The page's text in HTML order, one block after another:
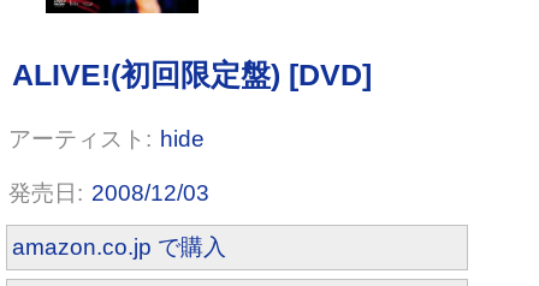
hide
2008/12/03
amazon.co.jp で購入